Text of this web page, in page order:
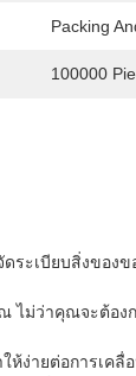
Packing
100000
ระเบียบสิ่งข
ไม่ว่าคุณจะต้
ง่ายต่อการเคลื่